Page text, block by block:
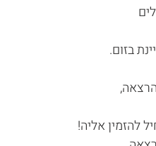
בזום.
להזמין אליה!